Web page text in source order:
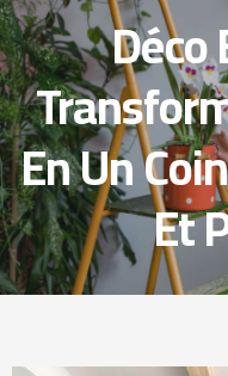
En Un
Et